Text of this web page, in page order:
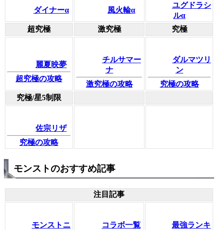
ダイナーα 風火輪α
ユグドラシ
ルα
超究極
激究極 究極
麗夏映夢
超究極の攻略
チルサマー
ナ
激究極の攻略
ダルマツリ
ン
究極の攻略
究極/星5制限
佐宗リザ
究極の攻略
モンストのおすすめ記事
注目記事
モンストニ
コラボ一覧
最強ランキ